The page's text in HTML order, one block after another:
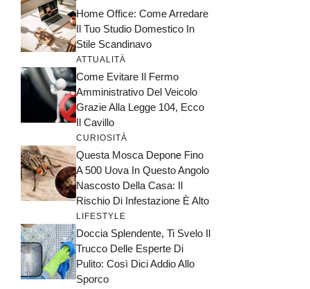
Home Office: Come Arredare
Il Tuo Studio Domestico In
Stile Scandinavo
ATTUALITÀ
Come Evitare Il Fermo
Amministrativo Del Veicolo
Grazie Alla Legge 104, Ecco
Il Cavillo
CURIOSITÀ
Questa Mosca Depone Fino
A 500 Uova In Questo Angolo
Nascosto Della Casa: Il
Rischio Di Infestazione È Alto
LIFESTYLE
Doccia Splendente, Ti Svelo Il
Trucco Delle Esperte Di
Pulito: Così Dici Addio Allo
Sporco